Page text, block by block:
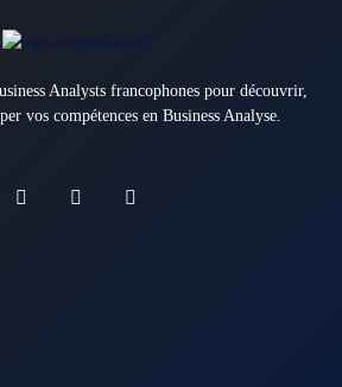
Analysts francophones pour découvrir,
vos compétences en Business Analyse.